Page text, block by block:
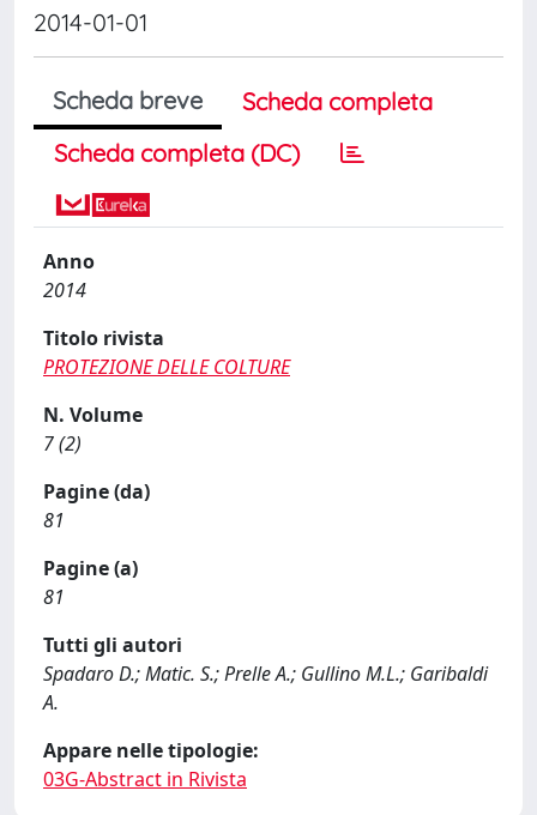
2014-01-01
Scheda breve
Scheda completa
Scheda completa (DC)
Anno
2014
Titolo rivista
PROTEZIONE DELLE COLTURE
N. Volume
7 (2)
Pagine (da)
81
Pagine (a)
81
Tutti gli autori
Spadaro D.; Matic. S.; Prelle A.; Gullino M.L.; Garibaldi
A.
Appare nelle tipologie:
03G-Abstract in Rivista